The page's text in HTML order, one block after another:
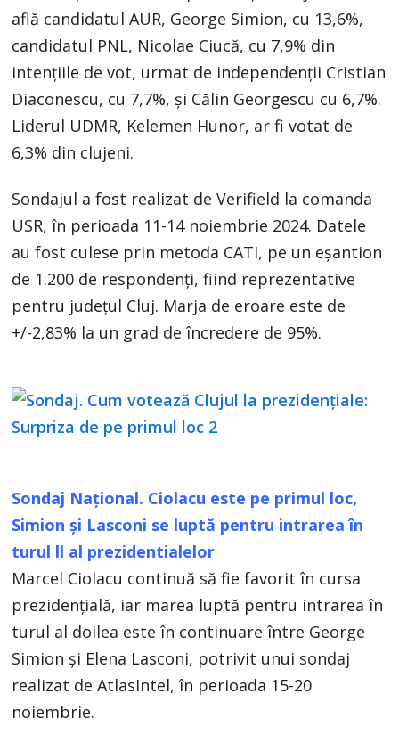
află candidatul AUR, George Simion, cu 13,6%,
candidatul PNL, Nicolae Ciucă, cu 7,9% din
intențiile de vot, urmat de independenții Cristian
Diaconescu, cu 7,7%, și Călin Georgescu cu 6,7%.
Liderul UDMR, Kelemen Hunor, ar fi votat de
6,3% din clujeni.
Sondajul a fost realizat de Verifield la comanda
USR, în perioada 11-14 noiembrie 2024. Datele
au fost culese prin metoda CATI, pe un eșantion
de 1.200 de respondenți, fiind reprezentative
pentru județul Cluj. Marja de eroare este de
+/-2,83% la un grad de încredere de 95%.
Sondaj Național. Ciolacu este pe primul loc,
Simion şi Lasconi se luptă pentru intrarea în
turul ll al prezidentialelor
Marcel Ciolacu continuă să fie favorit în cursa
prezidenţială, iar marea luptă pentru intrarea în
turul al doilea este în continuare între George
Simion şi Elena Lasconi, potrivit unui sondaj
realizat de AtlasIntel, în perioada 15-20
noiembrie.